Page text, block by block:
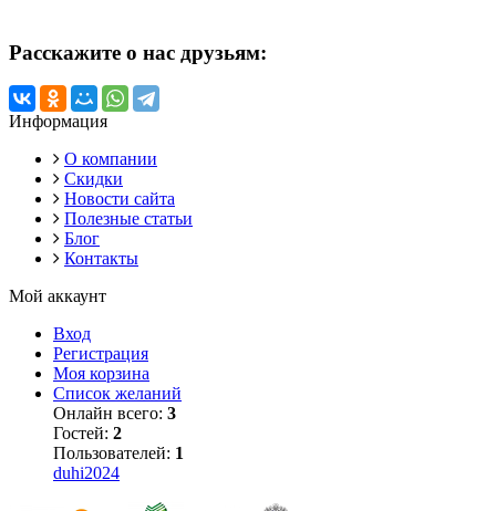
Расскажите о нас друзьям:
Информация
О компании
Скидки
Новости сайта
Полезные статьи
Блог
Контакты
Мой аккаунт
Вход
Регистрация
Моя корзина
Список желаний
Онлайн всего: 3
Гостей: 2
Пользователей: 1
duhi2024